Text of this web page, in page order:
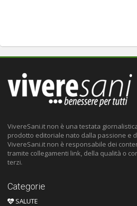
VivereSani.it non è una testata
prodotto editoriale nato dalla passione e
VivereSani.it non è responsabile dei
tramite collegamenti link, della qualità o
terzi.
Categorie
SALUTE